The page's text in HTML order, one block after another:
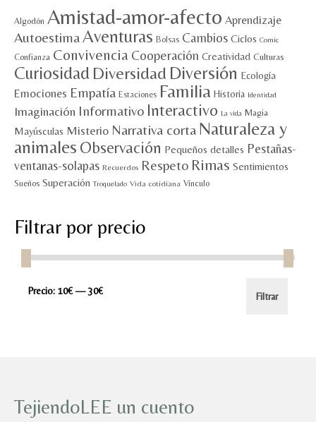
Algodón Amistad-amor-afecto Aprendizaje
AutoestimaAventuras Bolsas Cambios Ciclos Comic
Confianza Convivencia Cooperación Creatividad Culturas
Curiosidad Diversidad Diversión Ecología
Emociones Empatía Estaciones Familia Historia Identidad
Imaginación Informativo Interactivo La vida Magia
Mayúsculas Misterio Narrativa corta Naturaleza y
animales Observación Pequeños detalles Pestañas-
ventanas-solapas Recuerdos Respeto Rimas Sentimientos
Sueños Superación Troquelado Vida cotidiana Vínculo
Filtrar por precio
Precio
Precio
Filtrar
Precio: 10€ —30€
TejiendoLEE un cuento